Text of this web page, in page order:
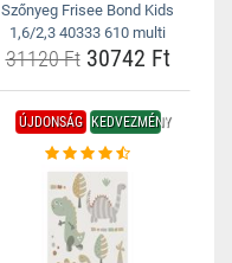
Szőnyeg Frisee Bond Kids
1,6/2,3 40333 610 multi
31120 Ft30742 Ft
ÚJDONSÁG KEDVEZMÉNY